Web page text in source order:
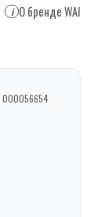
i О бренде WAI
000056654